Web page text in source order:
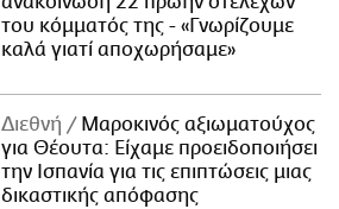
του κόμματός της - «Γνωρίζουμε
καλά γιατί αποχωρήσαμε»
Διεθνή
Μαροκινός αξιωματούχος
για Θέουτα: Είχαμε προειδοποιήσει
την Ισπανία για τις επιπτώσεις μιας
δικαστικής απόφασης